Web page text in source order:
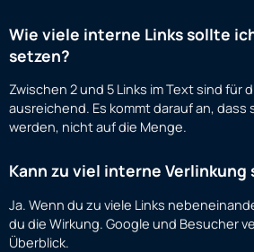
Wie viele interne Links sollte
setzen?
Zwischen 2 und 5 Links im Text sind für
ausreichend. Es kommt darauf an,
werden, nicht auf die Menge.
Kann zu viel interne Verlinkung
Ja. Wenn du zu viele Links
du die Wirkung. Google und Besucher
Überblick.